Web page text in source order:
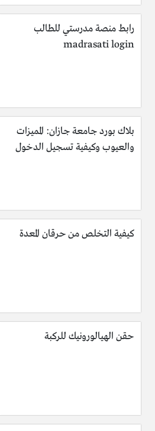
رابط منصة مدرستي للطالب
madrasati login
بلاك بورد جامعة جازان: المميزات
والعيوب وكيفية تسجيل الدخول
كيفية التخلص من حرقان المعدة
حقن الهيالورونيك للركبة